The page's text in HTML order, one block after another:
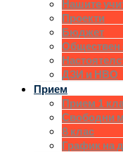
Нашите
Проекти
Бюджет
Обществен
ДЗИ и НВО
Прием
Прием 1
Свободни
8 клас
График на